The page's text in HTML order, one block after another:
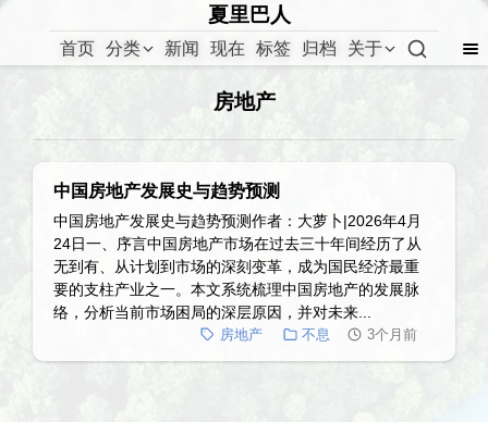
夏里巴人
首页 分类 新闻 现在 标签 归档 关于
房地产
中国房地产发展史与趋势预测
中国房地产发展史与趋势预测作者：大萝卜|2026年4月
24日一、序言中国房地产市场在过去三十年间经历了从
无到有、从计划到市场的深刻变革，成为国民经济最重
要的支柱产业之一。本文系统梳理中国房地产的发展脉
络，分析当前市场困局的深层原因，并对未来...
房地产 不息 3个月前